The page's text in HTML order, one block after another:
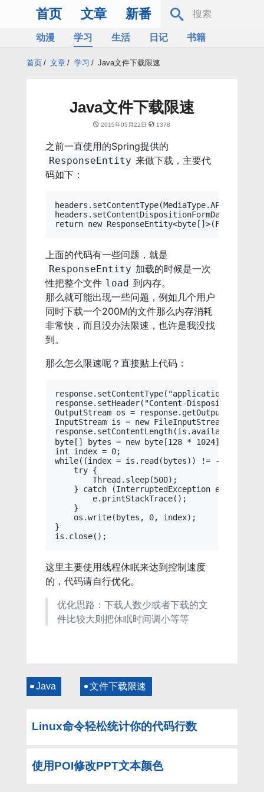
首页 文章 新番
动漫 学习 生活 日记
书籍
首页 / 文章 / 学习 / Java文件下载限速
Java文件下载限速
2015年05月22日 1378
之前一直使用的Spring提供的
ResponseEntity 来做下载，主要代
码如下：
上面的代码有一些问题，就是
ResponseEntity 加载的时候是一次
性把整个文件 load 到内存。
那么就可能出现一些问题，例如几个用户
同时下载一个200M的文件那么内存消耗
非常快，而且没办法限速，也许是我没找
到。
那么怎么限速呢？直接贴上代码：
response.setContentType("application/octet-
response.setHeader("Content-Disposition",
OutputStream os =
InputStream is = new FileInputStream(file);
response.setContentLength(is.available()); //
byte[] bytes = new byte[128 * 1024];
int index = 0;
while((index = is.read(bytes)) != -1) {
    try {
        Thread.sleep(500);
    } catch (InterruptedException e) {
        e.printStackTrace();
    }
    os.write(bytes, 0, index);
}
这里主要使用线程休眠来达到控制速度
的，代码请自行优化。
优化思路：下载人数少或者下载的文
件比较大则把休眠时间调小等等
Java 文件下载限速
Linux命令轻松统计你的代码行数
使用POI修改PPT文本颜色